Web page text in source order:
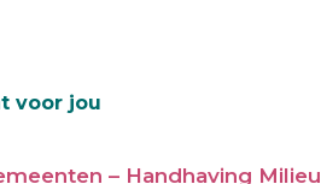
voor jou
– Handhaving Milieu